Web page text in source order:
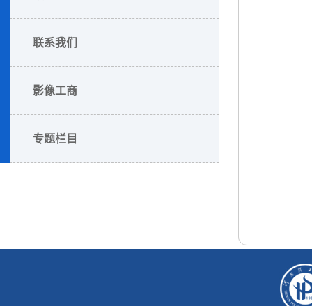
联系我们
影像工商
专题栏目